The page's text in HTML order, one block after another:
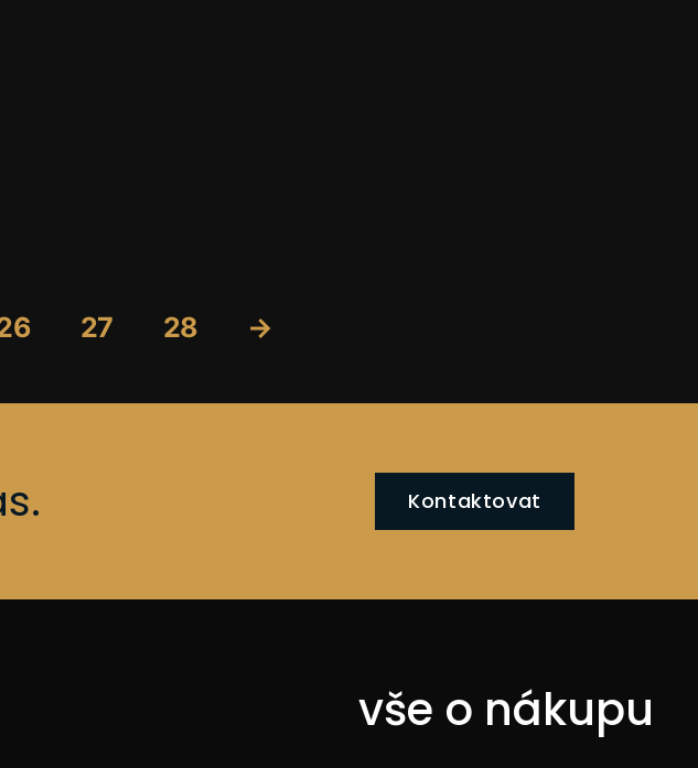
27 28 →
Kontaktovat
vše o nákupu